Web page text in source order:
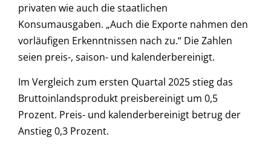
privaten wie auch die staatlichen
Konsumausgaben. „Auch die Exporte nahmen den
vorläufigen Erkenntnissen nach zu.“ Die Zahlen
seien preis-, saison- und kalenderbereinigt.
Im Vergleich zum ersten Quartal 2025 stieg das
Bruttoinlandsprodukt preisbereinigt um 0,5
Prozent. Preis- und kalenderbereinigt betrug der
Anstieg 0,3 Prozent.